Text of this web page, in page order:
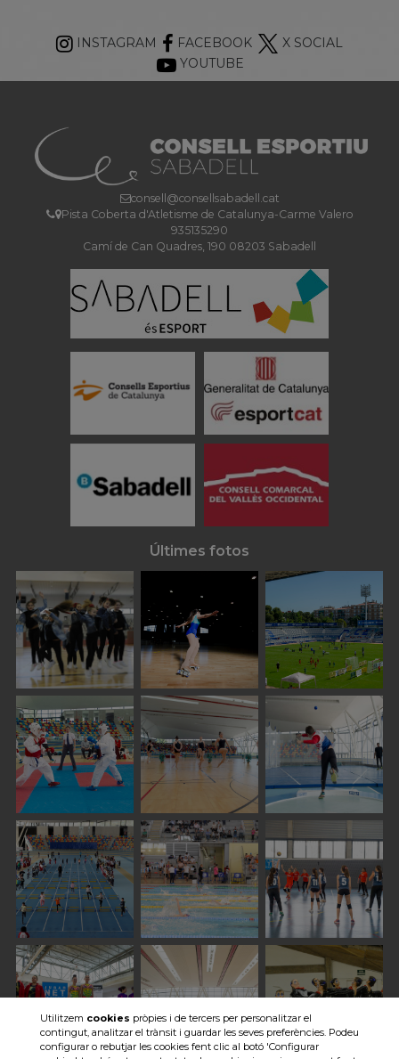
INSTAGRAM FACEBOOK
X SOCIAL
YOUTUBE
consell@consellsabadell.cat
Pista Coberta d'Atletisme de Catalunya-Carme Valero
935135290
Camí de Can Quadres, 190 08203 Sabadell
Últimes fotos
Utilitzem cookies pròpies i de tercers per personalitzar el
contingut, analitzar el trànsit i guardar les seves preferències. Podeu
configurar o rebutjar les cookies fent clic al botó 'Configurar